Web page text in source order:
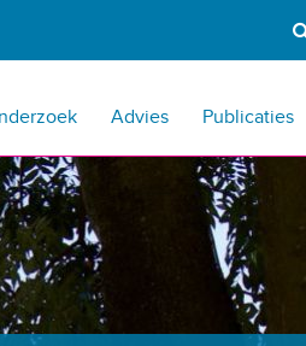
Advies Publicaties